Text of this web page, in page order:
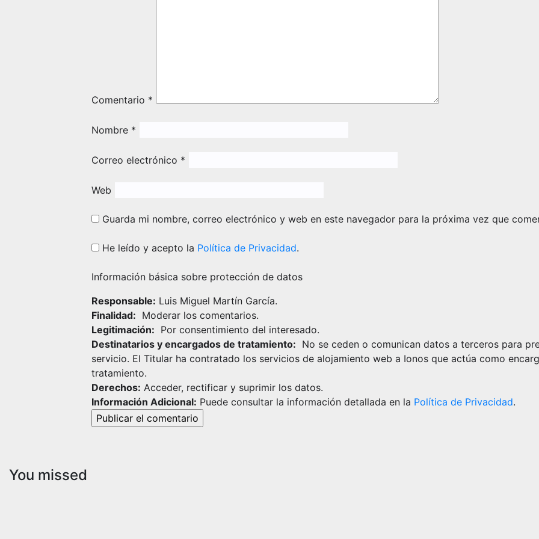
Comentario *
Nombre *
Correo electrónico *
Web
Guarda mi nombre, correo electrónico y web en este navegador para la próxima vez que
He leído y acepto la Política de Privacidad.
Información básica sobre protección de datos
Responsable: Luis Miguel Martín García.
Finalidad: Moderar los comentarios.
Legitimación: Por consentimiento del interesado.
Destinatarios y encargados de tratamiento: No se ceden o comunican datos a terceros para
servicio. El Titular ha contratado los servicios de alojamiento web a Ionos que actúa como
tratamiento.
Derechos: Acceder, rectificar y suprimir los datos.
Información Adicional: Puede consultar la información detallada en la Política de Privacidad.
You missed